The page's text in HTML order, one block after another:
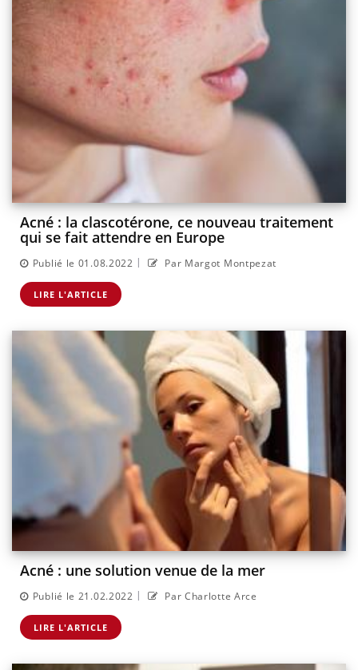
Acné : la clascotérone, ce nouveau traitement
qui se fait attendre en Europe
Publié le 01.08.2022 | Par Margot Montpezat
LIRE L'ARTICLE
Acné : une solution venue de la mer
Publié le 21.02.2022 | Par Charlotte Arce
LIRE L'ARTICLE